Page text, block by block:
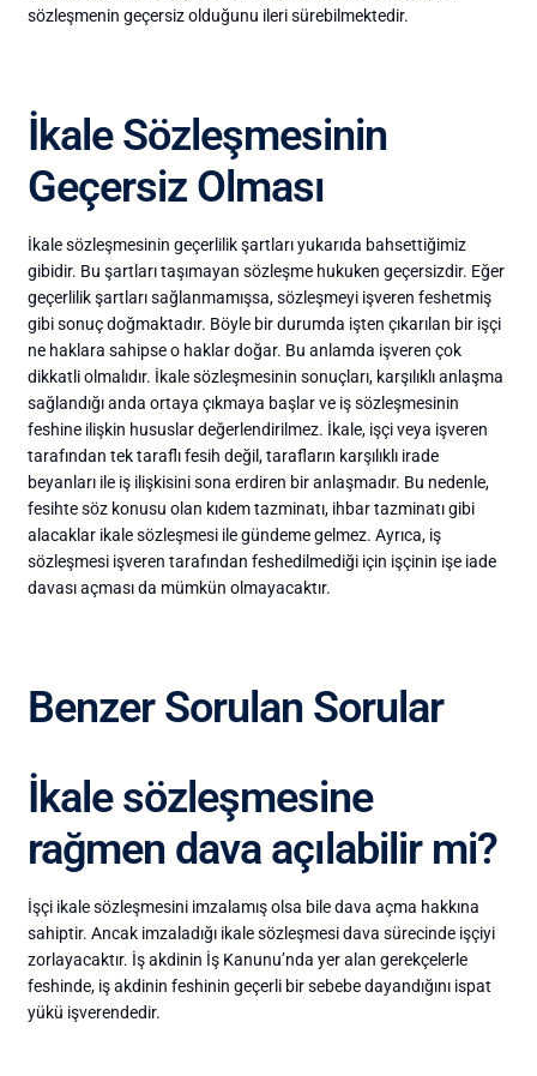
sözleşmenin geçersiz olduğunu ileri sürebilmektedir.
İkale Sözleşmesinin
Geçersiz Olması
İkale sözleşmesinin geçerlilik şartları yukarıda bahsettiğimiz
gibidir. Bu şartları taşımayan sözleşme hukuken geçersizdir. Eğer
geçerlilik şartları sağlanmamışsa, sözleşmeyi işveren feshetmiş
gibi sonuç doğmaktadır. Böyle bir durumda işten çıkarılan bir işçi
ne haklara sahipse o haklar doğar. Bu anlamda işveren çok
dikkatli olmalıdır. İkale sözleşmesinin sonuçları, karşılıklı anlaşma
sağlandığı anda ortaya çıkmaya başlar ve iş sözleşmesinin
feshine ilişkin hususlar değerlendirilmez. İkale, işçi veya işveren
tarafından tek taraflı fesih değil, tarafların karşılıklı irade
beyanları ile iş ilişkisini sona erdiren bir anlaşmadır. Bu nedenle,
fesihte söz konusu olan kıdem tazminatı, ihbar tazminatı gibi
alacaklar ikale sözleşmesi ile gündeme gelmez. Ayrıca, iş
sözleşmesi işveren tarafından feshedilmediği için işçinin işe iade
davası açması da mümkün olmayacaktır.
Benzer Sorulan Sorular
İkale sözleşmesine
rağmen dava açılabilir mi?
İşçi ikale sözleşmesini imzalamış olsa bile dava açma hakkına
sahiptir. Ancak imzaladığı ikale sözleşmesi dava sürecinde işçiyi
zorlayacaktır. İş akdinin İş Kanunu’nda yer alan gerekçelerle
feshinde, iş akdinin feshinin geçerli bir sebebe dayandığını ispat
yükü işverendedir.